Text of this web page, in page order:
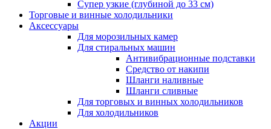
Супер узкие (глубиной до 33 см)
Торговые и винные холодильники
Аксессуары
Для морозильных камер
Для стиральных машин
Антивибрационные подставки
Средство от накипи
Шланги наливные
Шланги сливные
Для торговых и винных холодильников
Для холодильников
Акции